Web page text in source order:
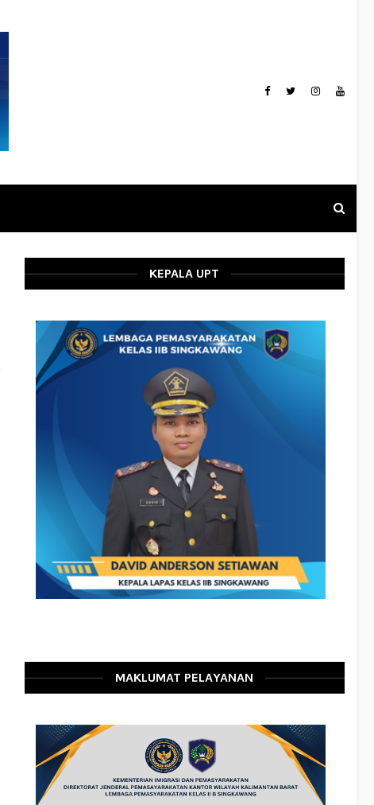
KEPALA UPT
MAKLUMAT PELAYANAN